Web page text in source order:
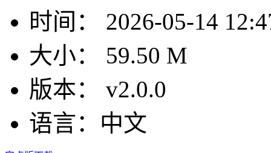
时间：
2026-05-14
大小：
59.50 M
版本：
v2.0.0
语言： 中文